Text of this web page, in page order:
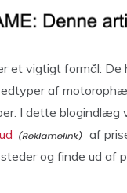
et vigtigt formål: De
af
I dette
af
og finde ud af